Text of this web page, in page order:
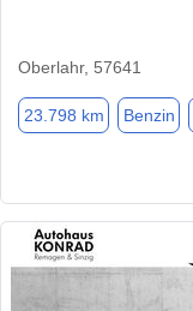
Oberlahr, 57641
23.798 km Benzin